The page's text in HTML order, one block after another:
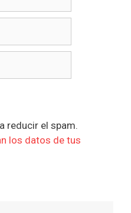
reducir el spam.
los datos de tus